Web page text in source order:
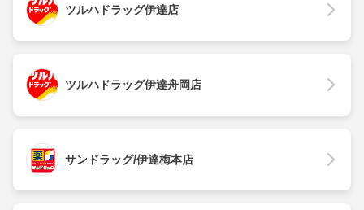
ツルハドラッグ伊達店
ツルハドラッグ伊達舟岡店
サンドラッグ/伊達梅本店